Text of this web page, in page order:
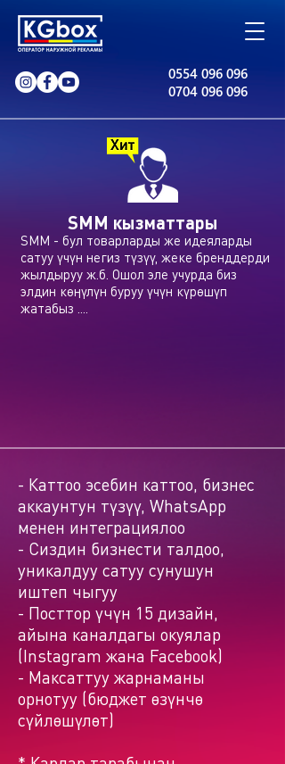
0554 096 096
0704 096 096
SMM кызматтары
SMM - бул товарларды же идеяларды
сатуу үчүн негиз түзүү, жеке бренддерди
жылдыруу ж.б. Ошол эле учурда биз
элдин көңүлүн буруу үчүн күрөшүп
жатабыз ....
- Каттоо эсебин каттоо, бизнес
аккаунтун түзүү, WhatsApp
менен интеграциялоо
- Сиздин бизнести талдоо,
уникалдуу сатуу сунушун
иштеп чыгуу
- Посттор үчүн 15 дизайн,
айына каналдагы окуялар
(Instagram жана Facebook)
- Максаттуу жарнаманы
орнотуу (бюджет өзүнчө
сүйлөшүлөт)